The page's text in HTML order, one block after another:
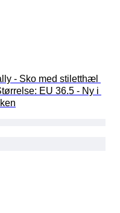
- Sko med stiletthæl
EU 36.5 - Ny i